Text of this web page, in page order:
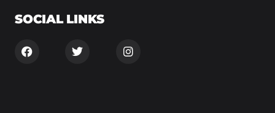
SOCIAL LINKS